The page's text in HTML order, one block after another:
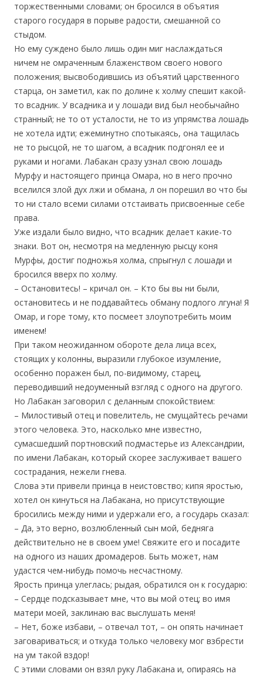
торжественными словами; он бросился в объятия
старого государя в порыве радости, смешанной со
стыдом.
Но ему суждено было лишь один миг наслаждаться
ничем не омраченным блаженством своего нового
положения; высвободившись из объятий царственного
старца, он заметил, как по долине к холму спешит какой-
то всадник. У всадника и у лошади вид был необычайно
странный; не то от усталости, не то из упрямства лошадь
не хотела идти; ежеминутно спотыкаясь, она тащилась
не то рысцой, не то шагом, а всадник подгонял ее и
руками и ногами. Лабакан сразу узнал свою лошадь
Мурфу и настоящего принца Омара, но в него прочно
вселился злой дух лжи и обмана, л он порешил во что бы
то ни стало всеми силами отстаивать присвоенные себе
права.
Уже издали было видно, что всадник делает какие-то
знаки. Вот он, несмотря на медленную рысцу коня
Мурфы, достиг подножья холма, спрыгнул с лошади и
бросился вверх по холму.
– Остановитесь! – кричал он. – Кто бы вы ни были,
остановитесь и не поддавайтесь обману подлого лгуна! Я
Омар, и горе тому, кто посмеет злоупотребить моим
именем!
При таком неожиданном обороте дела лица всех,
стоящих у колонны, выразили глубокое изумление,
особенно поражен был, по-видимому, старец,
переводивший недоуменный взгляд с одного на другого.
Но Лабакан заговорил с деланным спокойствием:
– Милостивый отец и повелитель, не смущайтесь речами
этого человека. Это, насколько мне известно,
сумасшедший портновский подмастерье из Александрии,
по имени Лабакан, который скорее заслуживает вашего
сострадания, нежели гнева.
Слова эти привели принца в неистовство; кипя яростью,
хотел он кинуться на Лабакана, но присутствующие
бросились между ними и удержали его, а государь сказал:
– Да, это верно, возлюбленный сын мой, бедняга
действительно не в своем уме! Свяжите его и посадите
на одного из наших дромадеров. Быть может, нам
удастся чем-нибудь помочь несчастному.
Ярость принца улеглась; рыдая, обратился он к государю:
– Сердце подсказывает мне, что вы мой отец; во имя
матери моей, заклинаю вас выслушать меня!
– Нет, боже избави, – отвечал тот, – он опять начинает
заговариваться; и откуда только человеку мог взбрести
на ум такой вздор!
С этими словами он взял руку Лабакана и, опираясь на